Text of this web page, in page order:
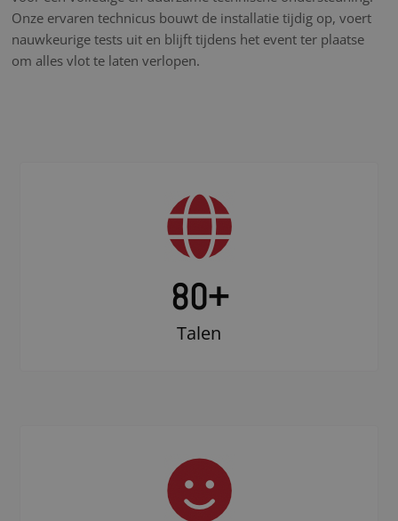
Onze ervaren technicus bouwt de installatie tijdig op, voert
nauwkeurige tests uit en blijft tijdens het event ter plaatse
om alles vlot te laten verlopen.
80+
Talen